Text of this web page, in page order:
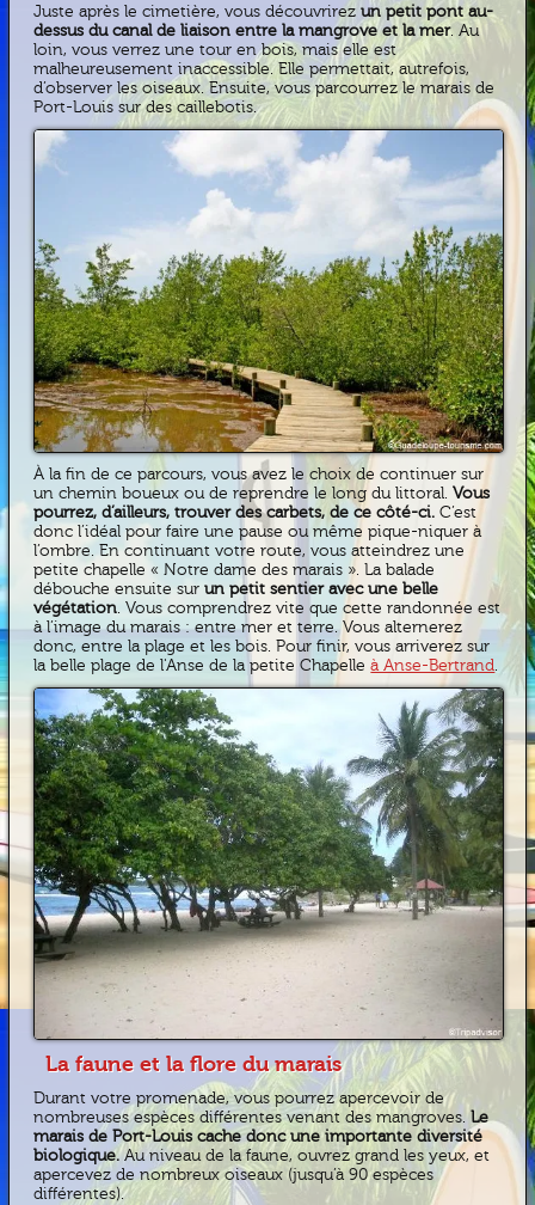
Juste après le cimetière, vous découvrirezun petit pont au-
dessus du canal de liaison entre la mangrove et la mer. Au
loin, vous verrez une tour en bois, mais elle est
malheureusement inaccessible. Elle permettait, autrefois,
d’observer les oiseaux. Ensuite, vous parcourrez le marais de
Port-Louis sur des caillebotis.
À la fin de ce parcours, vous avez le choix de continuer sur
un chemin boueux ou de reprendre le long du littoral.Vous
pourrez, d’ailleurs, trouver des carbets, de ce côté-ci. C’est
donc l’idéal pour faire une pause ou même pique-niquer à
l’ombre. En continuant votre route, vous atteindrez une
petite chapelle « Notre dame des marais ». La balade
débouche ensuite surun petit sentier avec une belle
végétation. Vous comprendrez vite que cette randonnée est
à l’image du marais : entre mer et terre. Vous alternerez
donc, entre la plage et les bois. Pour finir, vous arriverez sur
la belle plage de l'Anse de la petite Chapelleà Anse-Bertrand.
La faune et la flore du marais
Durant votre promenade, vous pourrez apercevoir de
nombreuses espèces différentes venant des mangroves.Le
marais de Port-Louis cache donc une importante diversité
biologique.Au niveau de la faune, ouvrez grand les yeux, et
apercevez de nombreux oiseaux (jusqu’à 90 espèces
différentes).